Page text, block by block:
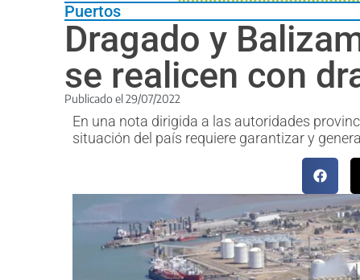
Puertos
Dragado y
se realicen con
Publicado el 29/07/2022
En una nota dirigida a las autoridades
situación del país requiere garantizar y